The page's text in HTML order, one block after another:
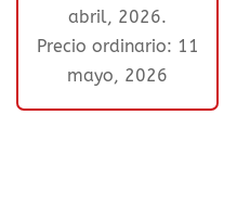
abril, 2026.
Precio ordinario: 11
mayo, 2026